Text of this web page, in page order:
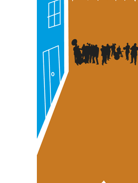
Lortu zure datu pertsonalak
buruzko informazio gehiago eta
datuen atalean. Edozein unetan
zure baimena Cookieen
Webgune honek cookie propioak
fitxategiak erabiltzen ditu. Zure
zerbitzuak hobetzeko asmoz,
baliatzen gara. Ohar hau onartuz
erabiltzeko baimen esplizitua